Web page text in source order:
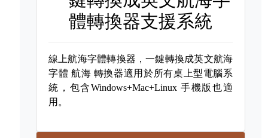
體轉換器支援系統
線上航海字體轉換器，一鍵轉換成英文航海
字體 航海 轉換器適用於所有桌上型電腦系
統，包含Windows+Mac+Linux 手機版也適
用。